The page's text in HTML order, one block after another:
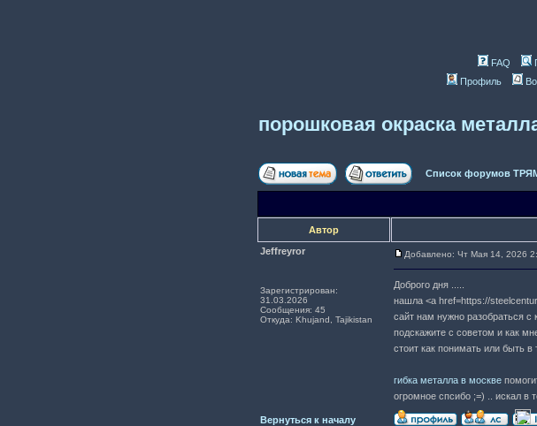
FAQ
Профиль
порошковая окраска
Список форумов
Автор
Jeffreyror
Зарегистрирован:
31.03.2026
Сообщения: 45
Откуда: Khujand, Tajikistan
Добавлено: Чт Мая 14, 2026
Доброго дня .....
нашла <a href=https://
сайт нам нужно разобраться с
подскажите c советом и как мне
стоит как понимать или быть в
гибка металла в москве
огромное спсибо ;=) .. искал в
Вернуться к началу